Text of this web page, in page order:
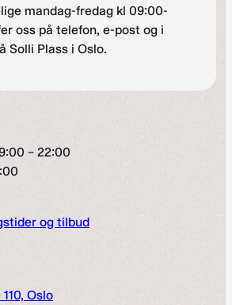
mandag-fredag kl 09:00-
oss på telefon, e-post og i
Solli Plass i Oslo.
– 22:00
og tilbud
Oslo